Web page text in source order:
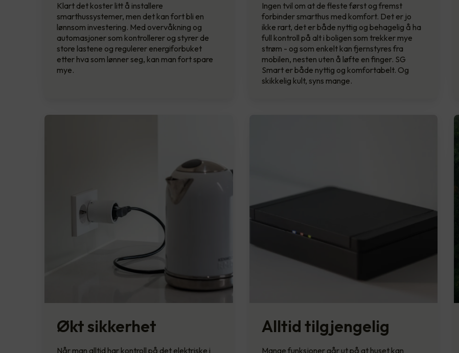
Klart det koster litt å installere
smarthussystemer, men det kan fort bli en
lønnsom investering. Med overvåkning og
automasjoner som kontrollerer og styrer de
store lastene og regulerer energiforbuket
etter hva som lønner seg, kan man fort spare
mye.
Ingen tvil om at de fleste først og fremst
forbinder smarthus med komfort. Det er jo
ikke rart, det er både nyttig og behagelig å ha
full kontroll på alt i boligen som trekker mye
strøm - og som enkelt kan fjernstyres fra
mobilen, nesten uten å løfte en finger. SG
Smart er både nyttig og komfortabelt. Og
skikkelig kult, syns mange.
Økt sikkerhet
Når man alltid har kontroll på det elektriske i
Alltid tilgjengelig
Mange funksjoner går ut på at huset kan